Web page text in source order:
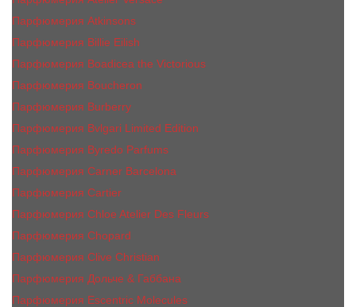
Парфюмерия Atkinsons
Парфюмерия Billie Eilish
Парфюмерия Boadicea the Victorious
Парфюмерия Boucheron
Парфюмерия Burberry
Парфюмерия Bvlgari Limited Edition
Парфюмерия Byredo Parfums
Парфюмерия Carner Barcelona
Парфюмерия Cartier
Парфюмерия Chloe Atelier Des Fleurs
Парфюмерия Сhopard
Парфюмерия Clive Christian
Парфюмерия Дольче & Габбана
Парфюмерия Escentric Molecules